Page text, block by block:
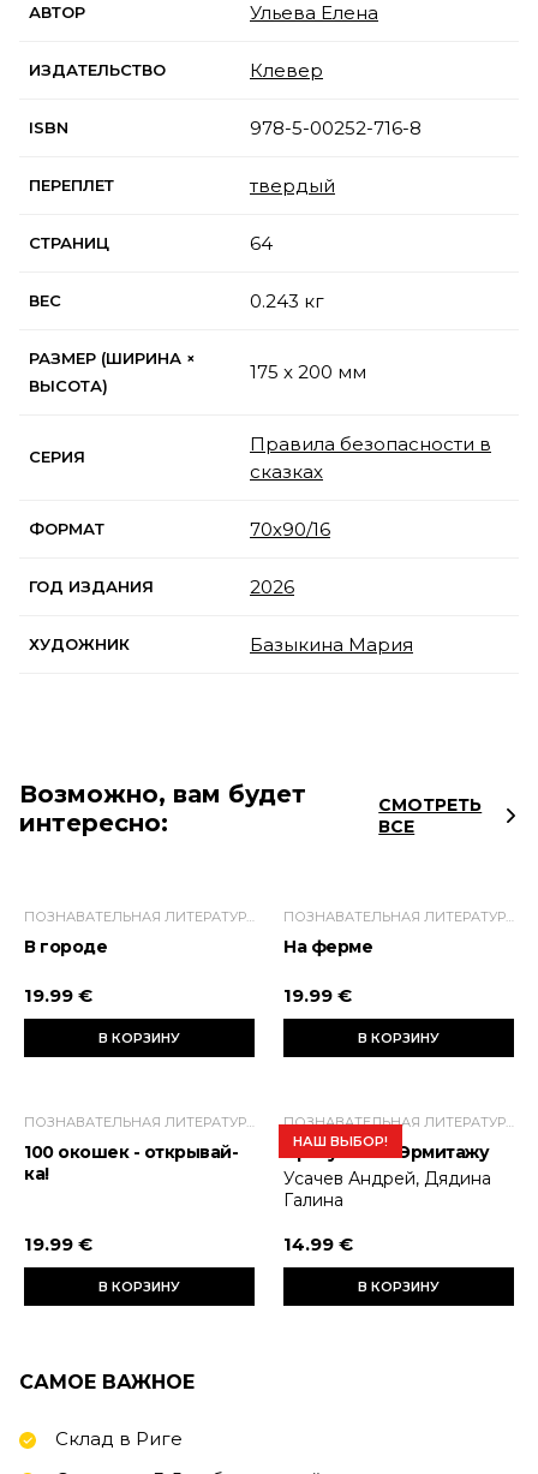
АВТОР Ульева Елена
ИЗДАТЕЛЬСТВО Клевер
ISBN 978-5-00252-716-8
ПЕРЕПЛЕТ твердый
СТРАНИЦ 64
ВЕС 0.243 кг
РАЗМЕР (ШИРИНА ×
ВЫСОТА)
175 x 200 мм
СЕРИЯ
Правила безопасности в
сказках
ФОРМАТ 70х90/16
ГОД ИЗДАНИЯ 2026
ХУДОЖНИК Базыкина Мария
Возможно, вам будет
интересно:
СМОТРЕТЬ
ВСЕ
ПОЗНАВАТЕЛЬНАЯ ЛИТЕРАТУРА ДЛЯ ДЕТЕЙ
В городе
19.99 €
В КОРЗИНУ
ПОЗНАВАТЕЛЬНАЯ ЛИТЕРАТУРА ДЛЯ ДЕТЕЙ
На ферме
19.99 €
В КОРЗИНУ
ПОЗНАВАТЕЛЬНАЯ ЛИТЕРАТУРА ДЛЯ ДЕТЕЙ
100 окошек - открывай-
ка!
19.99 €
В КОРЗИНУ
НАШ ВЫБОР!
ПОЗНАВАТЕЛЬНАЯ ЛИТЕРАТУРА ДЛЯ ДЕТЕЙ
Прогулки по Эрмитажу
Усачев Андрей, Дядина
Галина
14.99 €
В КОРЗИНУ
САМОЕ ВАЖНОЕ
Склад в Риге